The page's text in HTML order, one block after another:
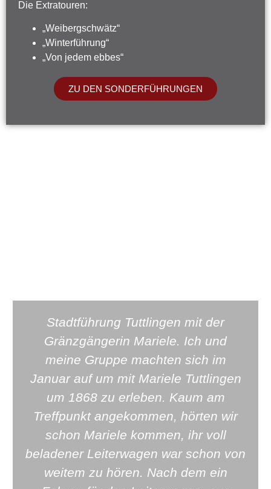
Die Extratouren:
„Weibergschwätz“
„Winterführung“
„Von jedem ebbes“
ZU DEN SONDERFÜHRUNGEN
Stadtführung Tuttlingen mit der
Gränzgängerin Mariele. Ich und
meine Gruppe machten sich im
Januar auf um mit Mariele Tuttlingen
um 1868 zu erleben. Kaum am
Treffpunkt angekommen, hörten wir
schon Mariele kommen, ihr voll
beladener Leiterwagen war schon von
weitem zu hören. Nach dem ein